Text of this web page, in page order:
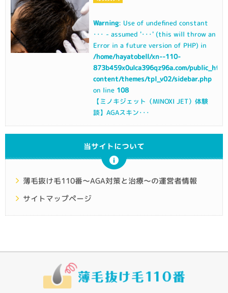
Warning: Use of undefined constant
･･･ - assumed '･･･' (this will throw an
Error in a future version of PHP) in
/home/hayatobell/xn--110-
873b459x0ulca396qz96a.com/
content/themes/tpl_v02/sidebar.php
on line 108
【ミノキジェット（MINOXI JET）体験
談】AGAスキン･･･
当サイトについて
薄毛抜け毛110番～AGA対策と治療～の運営者情報
サイトマップページ